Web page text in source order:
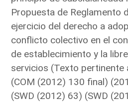
Propuesta de Reglamento
ejercicio del derecho a
conflicto colectivo en el
de establecimiento y la
servicios (Texto pertinente
(COM (2012) 130 final)
(SWD (2012) 63) (SWD